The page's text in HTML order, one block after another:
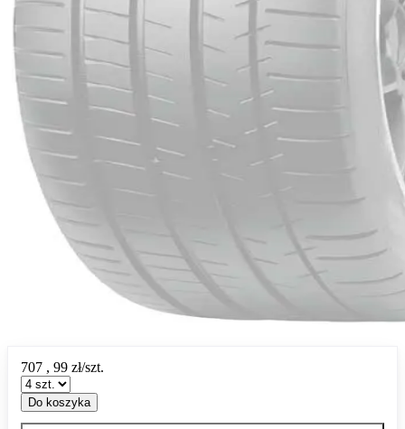
707 , 99 zł/szt.
Do koszyka